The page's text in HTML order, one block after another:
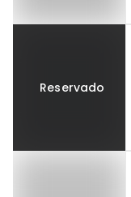
Reservado